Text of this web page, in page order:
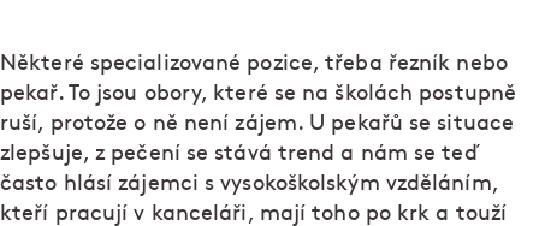
Některé specializované pozice, třeba řezník nebo
pekař. To jsou obory, které se na školách postupně
ruší, protože o ně není zájem. U pekařů se situace
zlepšuje, z pečení se stává trend a nám se teď
často hlásí zájemci s vysokoškolským vzděláním,
kteří pracují v kanceláři, mají toho po krk a touží